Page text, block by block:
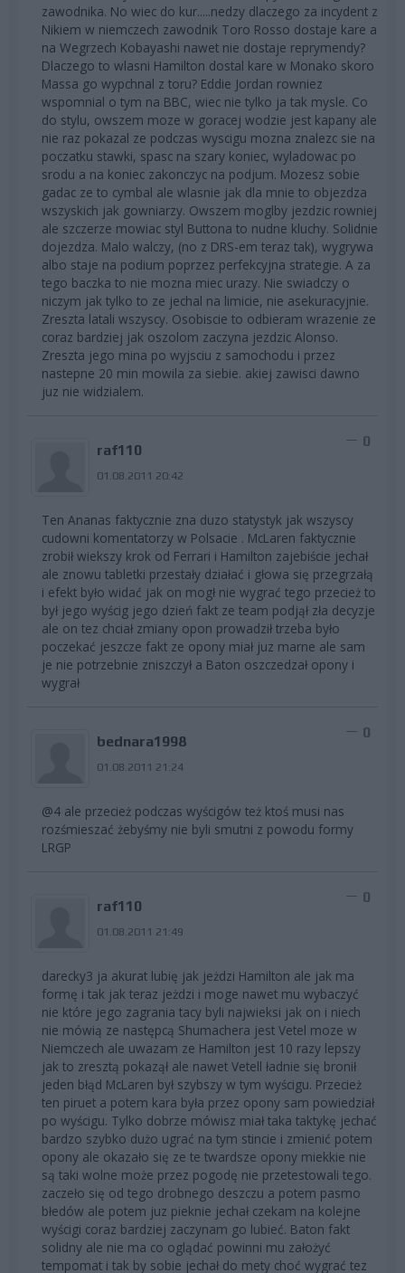
zawodnika. No wiec do kur.....nedzy dlaczego za incydent z
Nikiem w niemczech zawodnik Toro Rosso dostaje kare a
na Wegrzech Kobayashi nawet nie dostaje reprymendy?
Dlaczego to wlasni Hamilton dostal kare w Monako skoro
Massa go wypchnal z toru? Eddie Jordan rowniez
wspomnial o tym na BBC, wiec nie tylko ja tak mysle. Co
do stylu, owszem moze w goracej wodzie jest kapany ale
nie raz pokazal ze podczas wyscigu mozna znalezc sie na
poczatku stawki, spasc na szary koniec, wyladowac po
srodu a na koniec zakonczyc na podjum. Mozesz sobie
gadac ze to cymbal ale wlasnie jak dla mnie to objezdza
wszyskich jak gowniarzy. Owszem moglby jezdzic rowniej
ale szczerze mowiac styl Buttona to nudne kluchy. Solidnie
dojezdza. Malo walczy, (no z DRS-em teraz tak), wygrywa
albo staje na podium poprzez perfekcyjna strategie. A za
tego baczka to nie mozna miec urazy. Nie swiadczy o
niczym jak tylko to ze jechal na limicie, nie asekuracyjnie.
Zreszta latali wszyscy. Osobiscie to odbieram wrazenie ze
coraz bardziej jak oszolom zaczyna jezdzic Alonso.
Zreszta jego mina po wyjsciu z samochodu i przez
nastepne 20 min mowila za siebie. akiej zawisci dawno
juz nie widzialem.
raf110
01.08.2011 20:42
0
Ten Ananas faktycznie zna duzo statystyk jak wszyscy
cudowni komentatorzy w Polsacie . McLaren faktycznie
zrobił wiekszy krok od Ferrari i Hamilton zajebiście jechał
ale znowu tabletki przestały działać i głowa się przegrzałą
i efekt było widać jak on mogł nie wygrać tego przecież to
był jego wyścig jego dzień fakt ze team podjął zła decyzje
ale on tez chciał zmiany opon prowadził trzeba było
poczekać jeszcze fakt ze opony miał juz marne ale sam
je nie potrzebnie zniszczył a Baton oszczedzał opony i
wygrał
bednara1998
01.08.2011 21:24
0
@4 ale przecież podczas wyścigów też ktoś musi nas
rozśmieszać żebyśmy nie byli smutni z powodu formy
LRGP
raf110
01.08.2011 21:49
0
darecky3 ja akurat lubię jak jeżdzi Hamilton ale jak ma
formę i tak jak teraz jeżdzi i moge nawet mu wybaczyć
nie które jego zagrania tacy byli najwieksi jak on i niech
nie mówią ze następcą Shumachera jest Vetel moze w
Niemczech ale uwazam ze Hamilton jest 10 razy lepszy
jak to zresztą pokazął ale nawet Vetell ładnie się bronił
jeden błąd McLaren był szybszy w tym wyścigu. Przecież
ten piruet a potem kara była przez opony sam powiedział
po wyścigu. Tylko dobrze mówisz miał taka taktykę jechać
bardzo szybko dużo ugrać na tym stincie i zmienić potem
opony ale okazało się ze te twardsze opony miekkie nie
są taki wolne może przez pogodę nie przetestowali tego.
zaczeło się od tego drobnego deszczu a potem pasmo
błedów ale potem juz pieknie jechał czekam na kolejne
wyścigi coraz bardziej zaczynam go lubieć. Baton fakt
solidny ale nie ma co oglądać powinni mu założyć
tempomat i tak by sobie jechał do mety choć wygrać tez